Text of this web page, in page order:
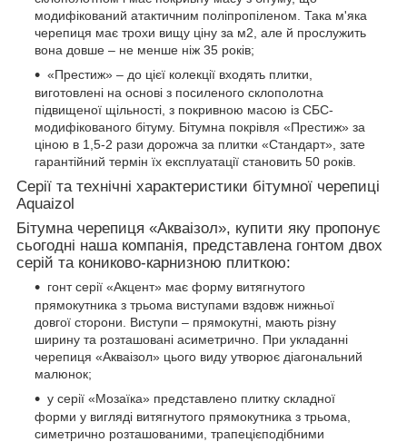
модифікований атактичним поліпропіленом. Така м'яка
черепиця має трохи вищу ціну за м2, але й прослужить
вона довше – не менше ніж 35 років;
«Престиж» – до цієї колекції входять плитки,
виготовлені на основі з посиленого склополотна
підвищеної щільності, з покривною масою із СБС-
модифікованого бітуму. Бітумна покрівля «Престиж» за
ціною в 1,5-2 рази дорожча за плитки «Стандарт», зате
гарантійний термін їх експлуатації становить 50 років.
Серії та технічні характеристики бітумної черепиці
Aquaizol
Бітумна черепиця «Акваізол», купити яку пропонує
сьогодні наша компанія, представлена гонтом двох
серій та кониково-карнизною плиткою:
гонт серії «Акцент» має форму витягнутого
прямокутника з трьома виступами вздовж нижньої
довгої сторони. Виступи – прямокутні, мають різну
ширину та розташовані асиметрично. При укладанні
черепиця «Акваізол» цього виду утворює діагональний
малюнок;
у серії «Мозаїка» представлено плитку складної
форми у вигляді витягнутого прямокутника з трьома,
симетрично розташованими, трапецієподібними